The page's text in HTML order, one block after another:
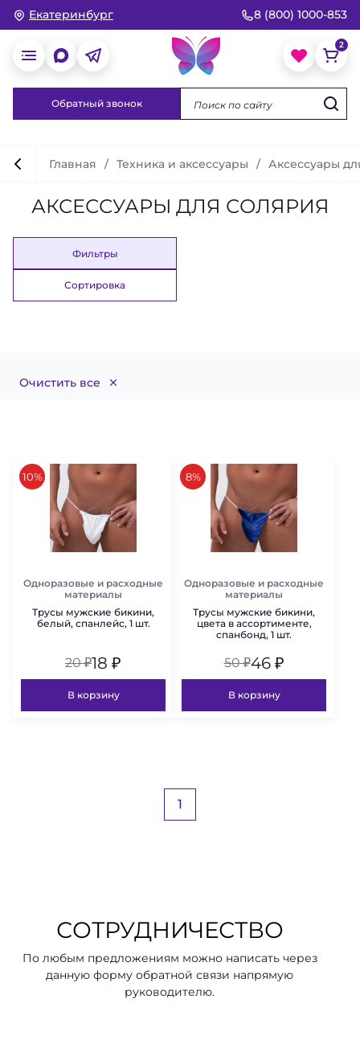
Екатеринбург 8 (800) 1000-853
Обратный звонок
Главная Техника и аксессуары Аксессуары
АКСЕССУАРЫ ДЛЯ СОЛЯРИЯ
Фильтры
Сортировка
Очистить все
скидка
10%
Одноразовые и расходные
материалы
Трусы мужские бикини,
белый, спанлейс, 1 шт.
20₽18 ₽
В корзину
скидка
8%
Одноразовые и расходные
материалы
Трусы мужские бикини,
цвета в ассортименте,
спанбонд, 1 шт.
50₽46₽
В корзину
1
СОТРУДНИЧЕСТВО
По любым предложениям можно написать через
данную форму обратной связи напрямую
руководителю.